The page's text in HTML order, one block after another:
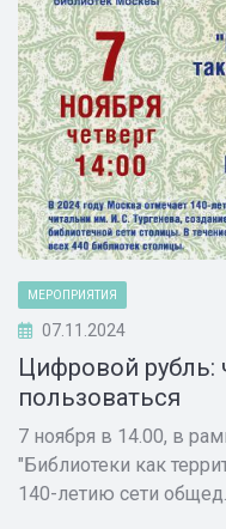
МЕРОПРИЯТИЯ
07.11.2024
Цифровой рубль:
пользоваться
7 ноября в 14.00, в
"Библиотеки как
140-летию сети